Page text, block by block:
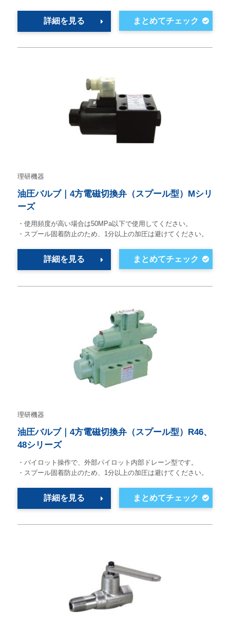
詳細を見る
理研機器
油圧バルブ｜4方電磁切換弁（スプール型）Mシリ
ーズ
・使用頻度が高い場合は50MPa以下で使用してください。
・スプール固着防止のため、1分以上の加圧は避けてください。
詳細を見る
理研機器
油圧バルブ｜4方電磁切換弁（スプール型）R46、
48シリーズ
・パイロット操作で、外部パイロット内部ドレーン型です。
・スプール固着防止のため、1分以上の加圧は避けてください。
詳細を見る